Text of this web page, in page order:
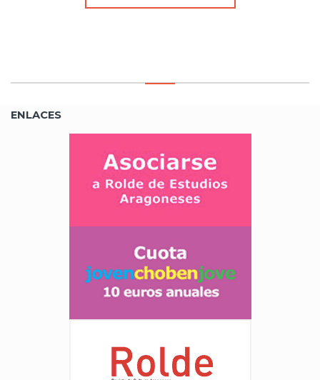
ENLACES